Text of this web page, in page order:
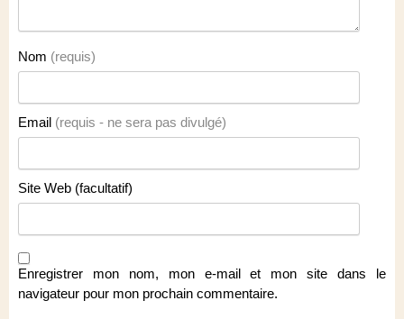
Nom (requis)
Email (requis - ne sera pas divulgé)
Site Web (facultatif)
Enregistrer mon nom, mon e-mail et mon site dans le
navigateur pour mon prochain commentaire.